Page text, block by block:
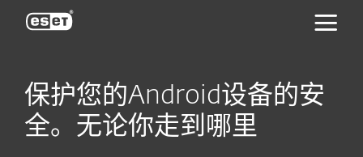
保护您的Android设备的安
全。无论你走到哪里
ESET